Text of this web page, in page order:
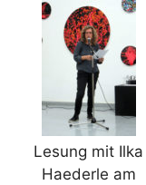
Lesung mit Ilka
Haederle am